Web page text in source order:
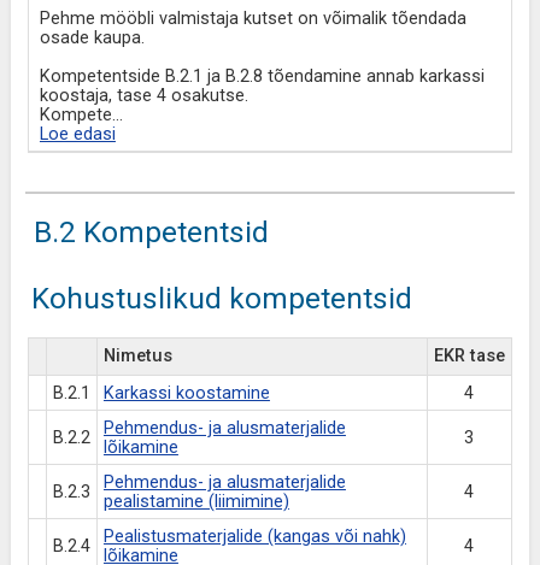
Pehme mööbli valmistaja kutset on võimalik tõendada
osade kaupa.
Kompetentside B.2.1 ja B.2.8 tõendamine annab karkassi
koostaja, tase 4 osakutse.
Kompete...
Loe edasi
B.2 Kompetentsid
Kohustuslikud kompetentsid
Nimetus
EKR tase
B.2.1
Karkassi koostamine 4
B.2.2
Pehmendus- ja alusmaterjalide
lõikamine
3
B.2.3
Pehmendus- ja alusmaterjalide
pealistamine (liimimine)
4
B.2.4
Pealistusmaterjalide (kangas või nahk)
lõikamine
4